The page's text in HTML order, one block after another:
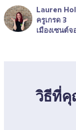
Lauren
ครูเกรด 3
เมืองเซนต์
วิธีที่คุ